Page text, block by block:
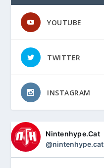
YOUTUBE
TWITTER
INSTAGRAM
Nintenhype.Cat
@nintenhype.cat